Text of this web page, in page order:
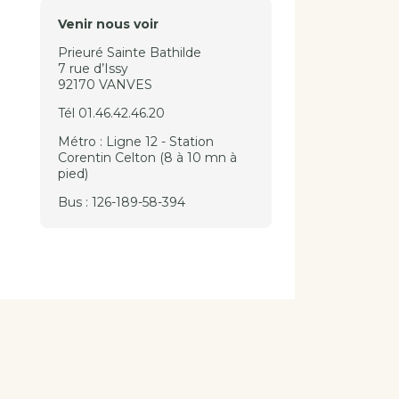
Venir nous voir
Prieuré Sainte Bathilde
7 rue d’Issy
92170 VANVES
Tél 01.46.42.46.20
Métro : Ligne 12 - Station
Corentin Celton (8 à 10 mn à
pied)
Bus : 126-189-58-394